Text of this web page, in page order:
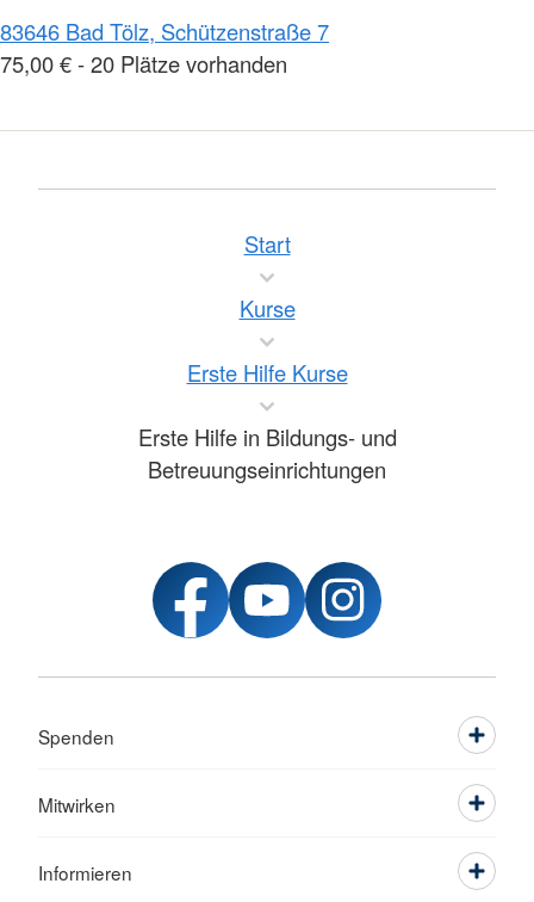
83646 Bad Tölz, Schützenstraße 7
75,00 € - 20 Plätze vorhanden
Start
Kurse
Erste Hilfe Kurse
Erste Hilfe in Bildungs- und
Betreuungseinrichtungen
Spenden
Mitwirken
Informieren